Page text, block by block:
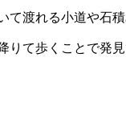
て渡れる小道や石
りて歩くことで発